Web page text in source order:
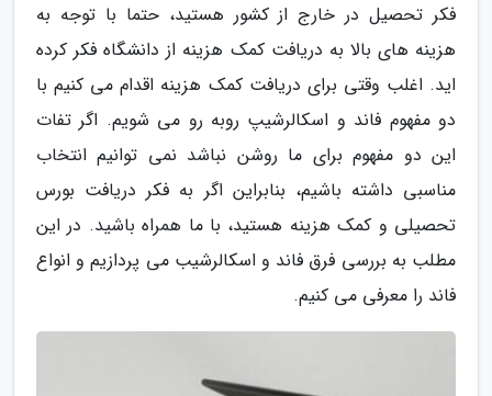
فکر تحصیل در خارج از کشور هستید، حتما با توجه به
هزینه های بالا به دریافت کمک هزینه از دانشگاه فکر کرده
اید. اغلب وقتی برای دریافت کمک هزینه اقدام می کنیم با
دو مفهوم فاند و اسکالرشیپ روبه رو می شویم. اگر تفات
این دو مفهوم برای ما روشن نباشد نمی توانیم انتخاب
مناسبی داشته باشیم، بنابراین اگر به فکر دریافت بورس
تحصیلی و کمک هزینه هستید، با ما همراه باشید. در این
مطلب به بررسی فرق فاند و اسکالرشیب می پردازیم و انواع
فاند را معرفی می کنیم.